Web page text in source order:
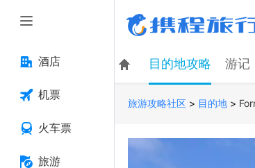
酒店
机票
火车票
旅游
目的地攻略 游记
旅游攻略社区 > 目的地 >